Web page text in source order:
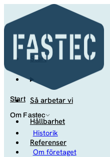
Start
Om Fastec
Historik
Om företaget
Start
Så arbetar vi
Hållbarhet
Referenser